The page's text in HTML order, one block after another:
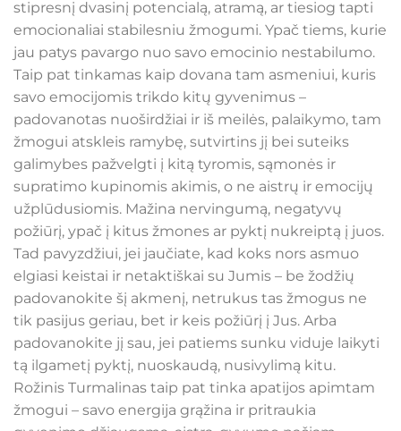
stipresnį dvasinį potencialą, atramą, ar tiesiog tapti
emocionaliai stabilesniu žmogumi. Ypač tiems, kurie
jau patys pavargo nuo savo emocinio nestabilumo.
Taip pat tinkamas kaip dovana tam asmeniui, kuris
savo emocijomis trikdo kitų gyvenimus –
padovanotas nuoširdžiai ir iš meilės, palaikymo, tam
žmogui atskleis ramybę, sutvirtins jį bei suteiks
galimybes pažvelgti į kitą tyromis, sąmonės ir
supratimo kupinomis akimis, o ne aistrų ir emocijų
užplūdusiomis. Mažina nervingumą, negatyvų
požiūrį, ypač į kitus žmones ar pyktį nukreiptą į juos.
Tad pavyzdžiui, jei jaučiate, kad koks nors asmuo
elgiasi keistai ir netaktiškai su Jumis – be žodžių
padovanokite šį akmenį, netrukus tas žmogus ne
tik pasijus geriau, bet ir keis požiūrį į Jus. Arba
padovanokite jį sau, jei patiems sunku viduje laikyti
tą ilgametį pyktį, nuoskaudą, nusivylimą kitu.
Rožinis Turmalinas taip pat tinka apatijos apimtam
žmogui – savo energija grąžina ir pritraukia